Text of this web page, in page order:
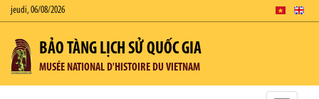
jeudi, 06/08/2026
BẢO TÀNG LỊCH SỬ QUỐC GIA
MUSÉE NATIONAL D'HISTOIRE DU VIETNAM